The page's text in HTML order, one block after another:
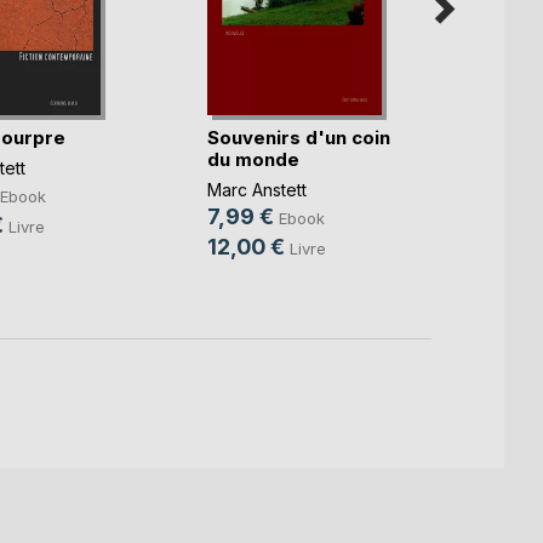
Ebook
Livre
Souvenirs d'un coin
du monde
Marc Anstett
7,99 € Ebook
12,00 € Livre